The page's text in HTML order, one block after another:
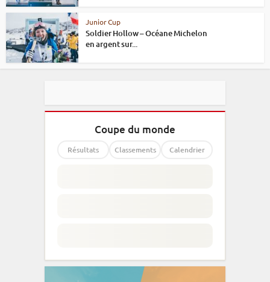
Junior Cup
Soldier Hollow – Océane Michelon
en argent sur...
Coupe du monde
Résultats Classements Calendrier